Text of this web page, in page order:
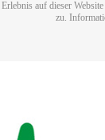
auf dieser
zu.